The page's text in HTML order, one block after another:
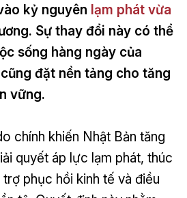
kỷ nguyên lạm phát vừa
Sự thay đổi này có thể
sống hàng ngày của
đặt nền tảng cho tăng
vững.
chính khiến Nhật Bản tăng
quyết áp lực lạm phát, thúc
phục hồi kinh tế và điều